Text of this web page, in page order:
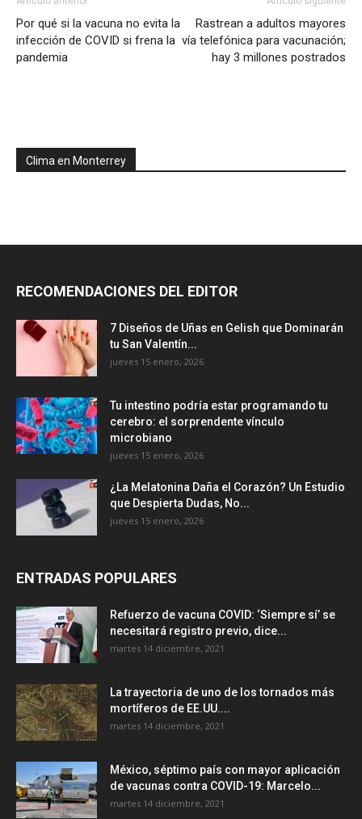
Por qué si la vacuna no evita la
infección de COVID si frena la
pandemia
Rastrean a adultos mayores
vía telefónica para vacunación;
hay 3 millones postrados
Clima en Monterrey
RECOMENDACIONES DEL EDITOR
7 Diseños de Uñas en Gelish que Dominarán
tu San Valentín...
jueves 15 enero, 2026
Tu intestino podría estar programando tu
cerebro: el sorprendente vínculo
microbiano
jueves 15 enero, 2026
¿La Melatonina Daña el Corazón? Un Estudio
que Despierta Dudas, No...
jueves 15 enero, 2026
ENTRADAS POPULARES
Refuerzo de vacuna COVID: ‘Siempre sí’ se
necesitará registro previo, dice...
martes 14 diciembre, 2021
La trayectoria de uno de los tornados más
mortíferos de EE.UU....
martes 14 diciembre, 2021
México, séptimo país con mayor aplicación
de vacunas contra COVID-19: Marcelo...
martes 14 diciembre, 2021